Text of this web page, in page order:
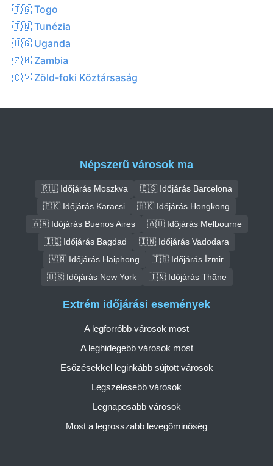
🇹🇬 Togo
🇹🇳 Tunézia
🇺🇬 Uganda
🇿🇲 Zambia
🇨🇻 Zöld-foki Köztársaság
Népszerű városok ma
🇷🇺 Időjárás Moszkva
🇪🇸 Időjárás Barcelona
🇵🇰 Időjárás Karacsi
🇭🇰 Időjárás Hongkong
🇦🇷 Időjárás Buenos Aires
🇦🇺 Időjárás Melbourne
🇮🇶 Időjárás Bagdad
🇮🇳 Időjárás Vadodara
🇻🇳 Időjárás Haiphong
🇹🇷 Időjárás İzmir
🇺🇸 Időjárás New York
🇮🇳 Időjárás Thāne
Extrém időjárási események
A legforróbb városok most
A leghidegebb városok most
Esőzésekkel leginkább sújtott városok
Legszelesebb városok
Legnaposabb városok
Most a legrosszabb levegőminőség